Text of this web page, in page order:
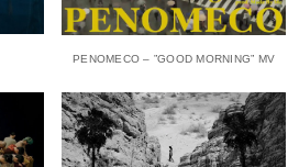
PENOMECO – ”GOOD MORNING” MV